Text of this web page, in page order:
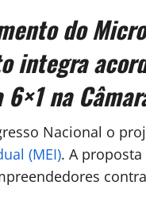
do
integra
na
Nacional o
(MEI). A